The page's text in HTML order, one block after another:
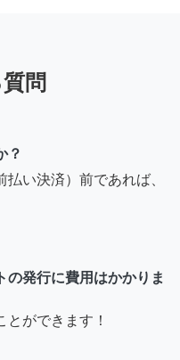
問
？
い決済）前であれば、
の発行に費用はかかりま
ができます！